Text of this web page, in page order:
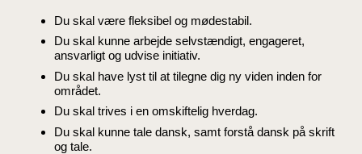
Du skal være fleksibel og mødestabil.
Du skal kunne arbejde selvstændigt, engageret,
ansvarligt og udvise initiativ.
Du skal have lyst til at tilegne dig ny viden inden for
området.
Du skal trives i en omskiftelig hverdag.
Du skal kunne tale dansk, samt forstå dansk på skrift
og tale.